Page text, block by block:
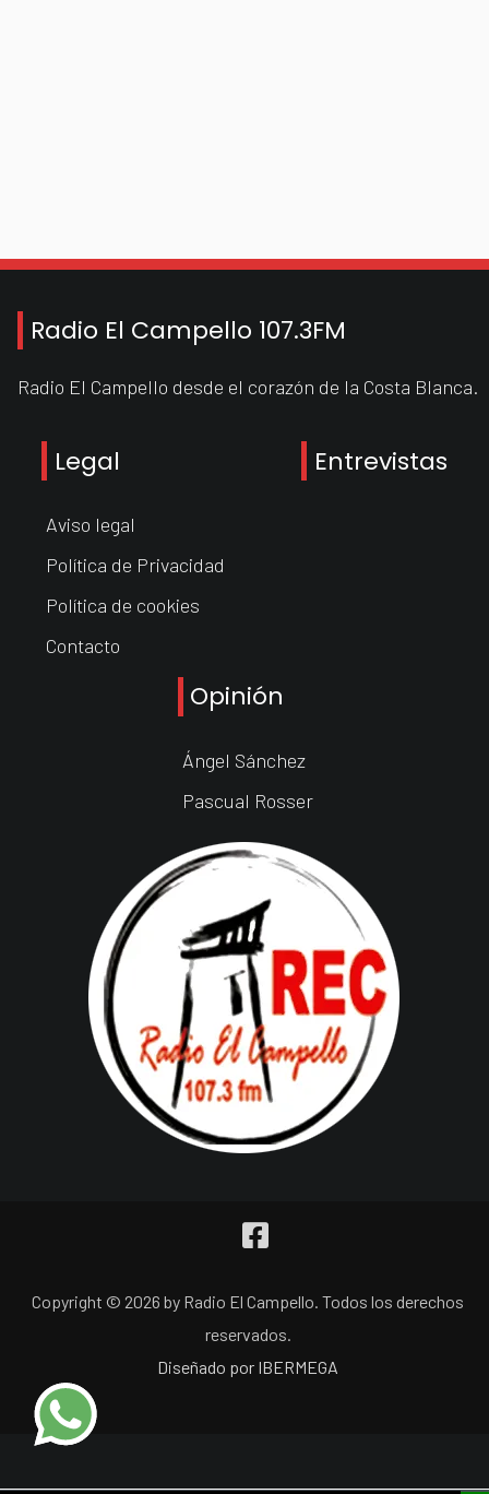
Radio El Campello 107.3FM
Radio El Campello desde el corazón de la Costa Blanca.
Legal
Aviso legal
Política de Privacidad
Política de cookies
Contacto
Entrevistas
Opinión
Ángel Sánchez
Pascual Rosser
Copyright © 2026 by Radio El Campello. Todos los derechos
reservados.
Diseñado por IBERMEGA